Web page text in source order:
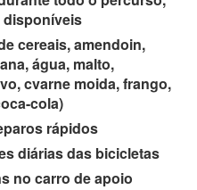
disponíveis
cereais, amendoin,
água, malto,
cvarne moida, frango,
cola)
rápidos
diárias das bicicletas
no carro de apoio